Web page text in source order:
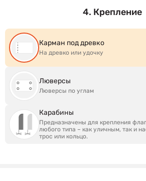
4. Крепление
Карман под древко
На древко или удочку
Люверсы
Люверсы по углам
Карабины
Предназначены для крепления
любого типа – как уличным, так и
трос или кольцо.